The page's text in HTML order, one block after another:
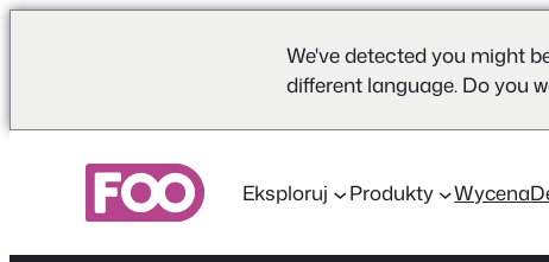
We've detected you might
different language. Do you
Eksploruj Produkty Wycena